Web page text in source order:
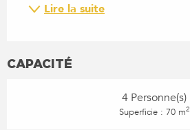
Lire la suite
CAPACITÉ
4 Personne(s)
Superficie : 70 m2